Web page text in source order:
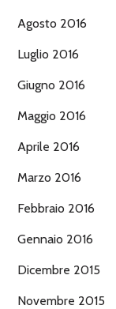
Agosto 2016
Luglio 2016
Giugno 2016
Maggio 2016
Aprile 2016
Marzo 2016
Febbraio 2016
Gennaio 2016
Dicembre 2015
Novembre 2015